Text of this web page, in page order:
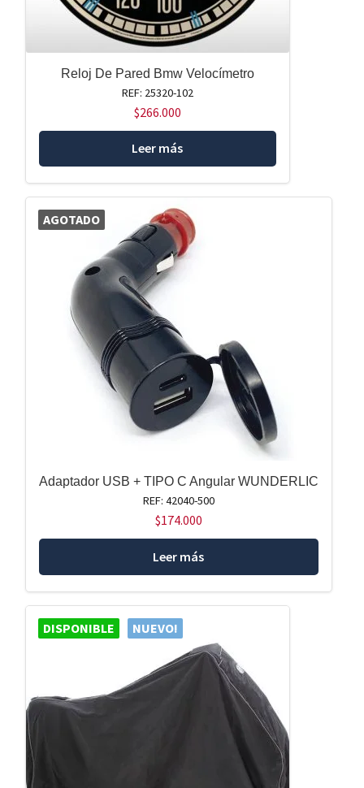
Reloj De Pared Bmw Velocímetro
REF: 25320-102
$266.000
Leer más
AGOTADO
Adaptador USB + TIPO C Angular WUNDERLIC
REF: 42040-500
$174.000
Leer más
DISPONIBLE NUEVO!